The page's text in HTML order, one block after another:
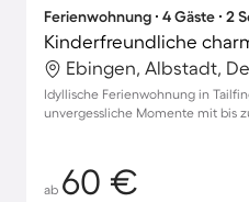
Ferienwohnung ∙ 4 Gäste ∙ 2
Ebingen, Albstadt,
Idyllische Ferienwohnung in
unvergessliche Momente mit bis
ab 60 €